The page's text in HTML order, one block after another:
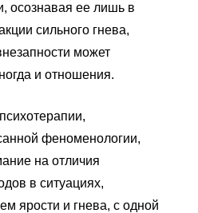
осознавая ее лишь в
сильного гнева,
может
и отношения.
феноменологии,
на отличия
в ситуациях,
ярости и гнева, с одной